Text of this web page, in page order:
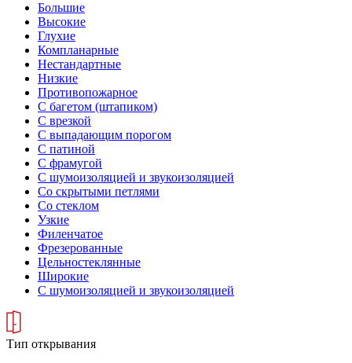
Большие
Высокие
Глухие
Компланарные
Нестандартные
Низкие
Противопожарное
С багетом (штапиком)
С врезкой
С выпадающим порогом
С патиной
С фрамугой
С шумоизоляцией и звукоизоляцией
Со скрытыми петлями
Со стеклом
Узкие
Филенчатое
Фрезерованные
Цельностеклянные
Широкие
С шумоизоляцией и звукоизоляцией
Тип открывания